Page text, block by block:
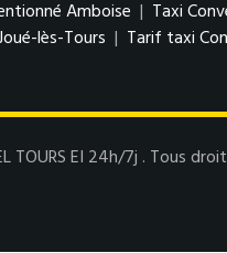
Amboise | Taxi
lès-Tours | Tarif taxi
EI 24h/7j . Tous